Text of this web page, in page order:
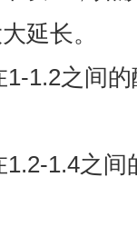
延长。
之间的
1.4之间